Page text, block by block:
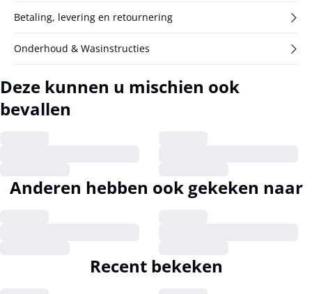
Betaling, levering en retournering
Onderhoud & Wasinstructies
Deze kunnen u mischien ook
bevallen
Anderen hebben ook gekeken naar
Recent bekeken